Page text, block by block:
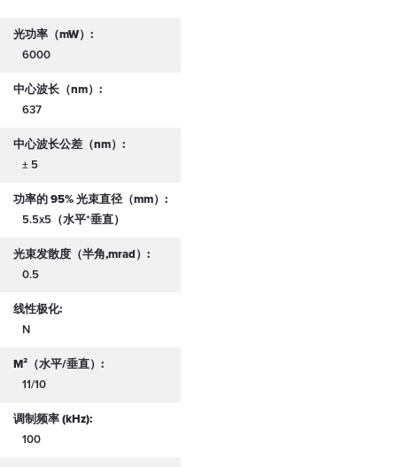
光功率（mW）:
6000
中心波长（nm）:
637
中心波长公差（nm）:
± 5
功率的 95% 光束直径（mm）:
5.5x5（水平*垂直）
光束发散度（半角,mrad）:
0.5
线性极化:
N
M²（水平/垂直）:
11/10
调制频率 (kHz):
100